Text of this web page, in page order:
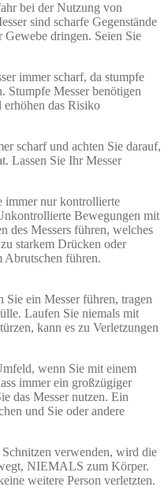
bei der Nutzung von
sind scharfe Gegenstände
dringen. Seien Sie
immer scharf, da stumpfe
Stumpfe Messer benötigen
das Risiko
scharf und achten Sie darauf,
Lassen Sie Ihr Messer
immer nur kontrollierte
Bewegungen mit
des Messers führen, welches
starkem Drücken oder
Abrutschen führen.
Sie ein Messer führen, tragen
Laufen Sie niemals mit
kann es zu Verletzungen
wenn Sie mit einem
immer ein großzügiger
das Messer nutzen. Ein
und Sie oder andere
Schnitzen verwenden, wird die
NIEMALS zum Körper.
weitere Person verletzten.